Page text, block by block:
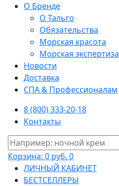
О Бренде
О Тальго
Обязательства
Морская красота
Морская экспертиза
Новости
Доставка
СПА & Профессионалам
8 (800) 333-20-18
Контакты
Корзина: 0 руб. 0
ЛИЧНЫЙ КАБИНЕТ
БЕСТСЕЛЛЕРЫ